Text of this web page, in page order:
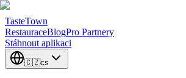
TasteTown
RestauraceBlogPro Partnery
Stáhnout aplikaci
🇨🇿cs